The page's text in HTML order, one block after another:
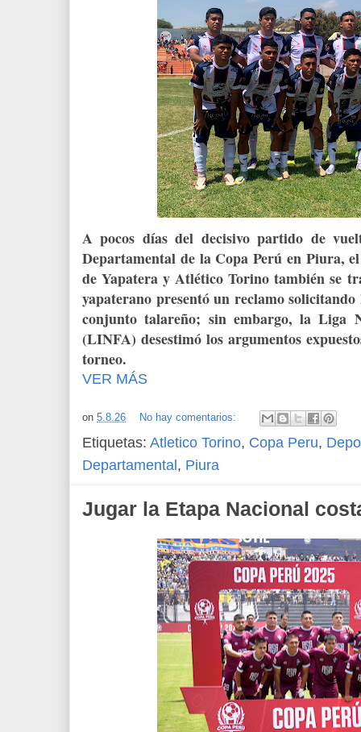
A pocos días del decisivo partido de
Departamental de la Copa Perú en Piura,
de Yapatera y Atlético Torino también se
yapaterano presentó un reclamo
conjunto talareño; sin embargo, la Liga
(LINFA) desestimó los argumentos
torneo.
VER MÁS
on 5.8.26 No hay comentarios:
Etiquetas: Atletico Torino, Copa Peru,
Departamental, Piura
Jugar la Etapa Nacional